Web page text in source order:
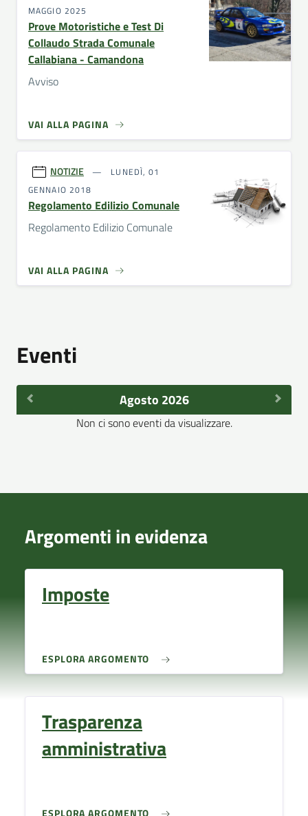
MAGGIO 2025
Prove Motoristiche e Test Di
Collaudo Strada Comunale
Callabiana - Camandona
Avviso
VAI ALLA PAGINA
NOTIZIE
LUNEDÌ, 01
GENNAIO 2018
Regolamento Edilizio Comunale
Regolamento Edilizio Comunale
VAI ALLA PAGINA
Eventi
Agosto 2026
Non ci sono eventi da visualizzare.
Argomenti in evidenza
Imposte
ESPLORA ARGOMENTO
Trasparenza
amministrativa
ESPLORA ARGOMENTO